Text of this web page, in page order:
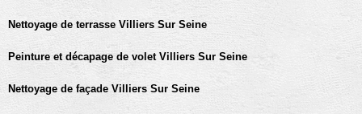
Nettoyage de terrasse Villiers Sur Seine
Peinture et décapage de volet Villiers Sur Seine
Nettoyage de façade Villiers Sur Seine